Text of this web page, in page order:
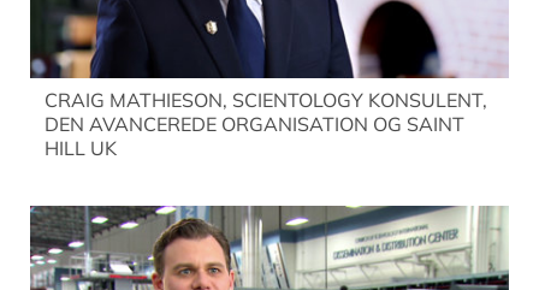
CRAIG MATHIESON, SCIENTOLOGY KONSULENT,
DEN AVANCEREDE ORGANISATION OG SAINT
HILL UK